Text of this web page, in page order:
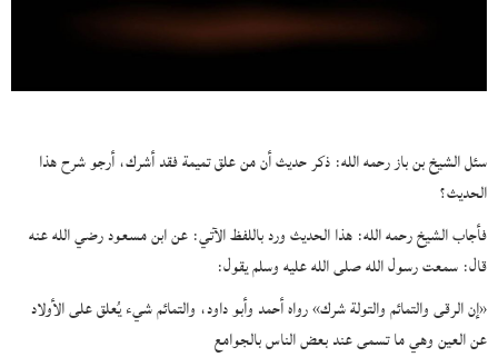
سئل الشيخ بن باز رحمه الله: ذكر حديث أن من علق تميمة فقد أشرك، أرجو شرح هذا
الحديث؟
فأجاب الشيخ رحمه الله: هذا الحديث ورد باللفظ الآتي: عن ابن مسعود رضي الله عنه
قال: سمعت رسول الله صلى الله عليه وسلم يقول:
«إن الرقى والتمائم والتولة شرك» رواه أحمد وأبو داود، والتمائم شيء يُعلق على الأولاد
عن العين وهي ما تسمى عند بعض الناس بالجوامع